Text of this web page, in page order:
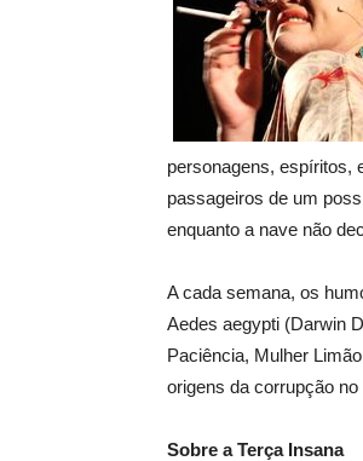
personagens, espíritos,
passageiros de um
enquanto a nave não
A cada semana, os
Aedes aegypti (Darwin
Paciência, Mulher
origens da corrupção
Sobre a Terça Insana